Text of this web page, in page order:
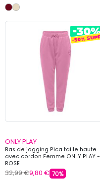
ONLY PLAY
Bas de jogging Pica taille haute
avec cordon Femme ONLY PLAY -
ROSE
32,99 €9,80 € 70%